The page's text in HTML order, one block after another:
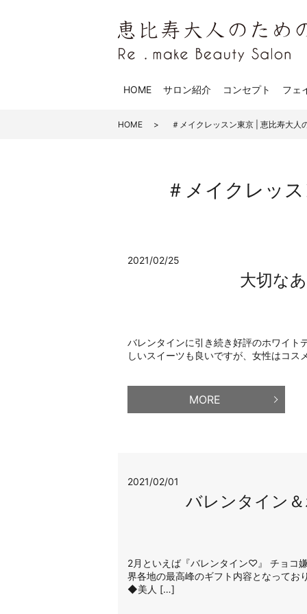
HOME サロン紹介 コンセプト フェ
HOME ＃メイクレッスン東京 | 恵比寿大
＃メイクレッ
2021/02/25
大切な
バレンタインに引き続き好評のホワイ
しいスイーツも良いですが、女性はコ
MORE
2021/02/01
バレンタイン
2月といえば『バレンタイン♡』 チョコ
界各地の最高峰のギフト内容となって
◆美人 […]